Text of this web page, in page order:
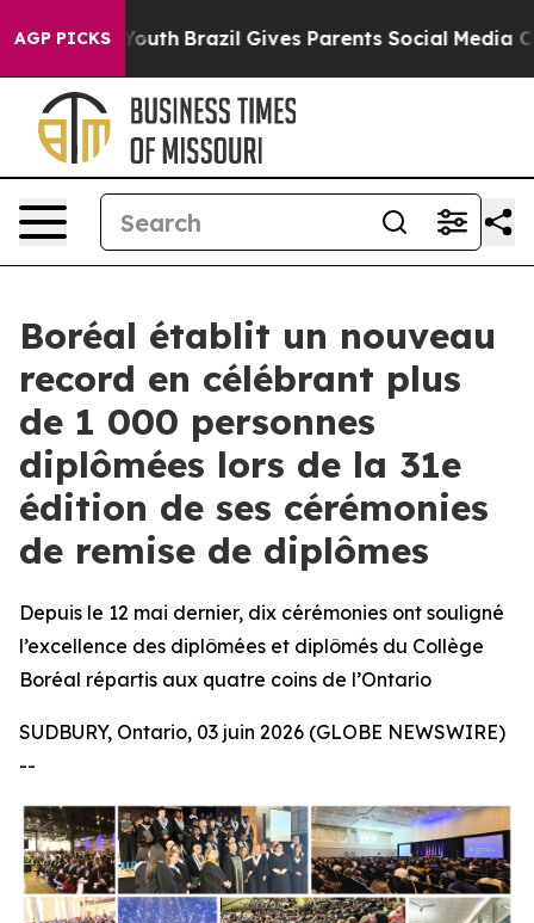
AGP PICKS
to Youth Brazil Gives Parents Social Media
Boréal établit un nouveau
record en célébrant plus
de 1 000 personnes
diplômées lors de la 31e
édition de ses cérémonies
de remise de diplômes
Depuis le 12 mai dernier, dix cérémonies ont souligné
l’excellence des diplômées et diplômés du Collège
Boréal répartis aux quatre coins de l’Ontario
SUDBURY, Ontario, 03 juin 2026 (GLOBE NEWSWIRE)
--